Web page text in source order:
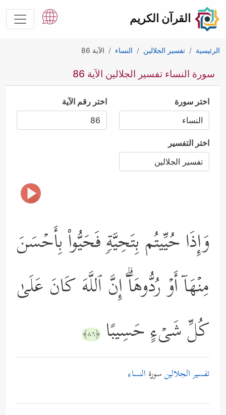
القرآن الكريم
الرئيسية تفسير الجلالين النساء الآية 86
سورة النساء تفسير الجلالين الآية 86
اختر سورة اختر رقم الآية
اختر التفسير
وَإِذَا حُیِّیتُم بِتَحِیَّةࣲ فَحَیُّواْ بِأَحۡسَنَ
مِنۡهَاۤ أَوۡ رُدُّوهَاۤۗ إِنَّ ٱللَّهَ كَانَ عَلَىٰ
كُلِّ شَیۡءٍ حَسِیبًا ﴿٨٦﴾
تفسير الجلالينسورة النساء